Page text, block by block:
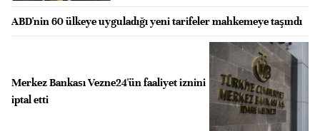
ABD'nin 60 ülkeye uyguladığı yeni tarifeler mahkemeye taşındı
Merkez Bankası Vezne24'ün faaliyet iznini
iptal etti